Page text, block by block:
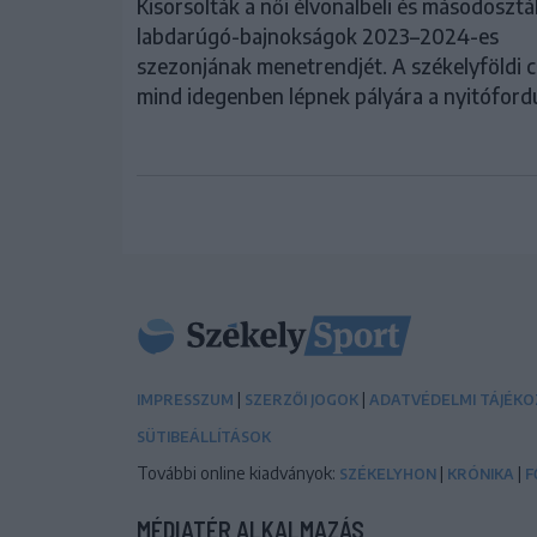
Kisorsolták a női élvonalbeli és
labdarúgó-bajnokságok 2023–2024-es
szezonjának menetrendjét. A székelyföldi
mind idegenben lépnek pályára a
IMPRESSZUM | SZERZŐI JOGOK | ADATVÉDELMI
SÜTIBEÁLLÍTÁSOK
További online kiadványok: SZÉKELYHON | KRÓNIKA |
MÉDIATÉR ALKALMAZÁS